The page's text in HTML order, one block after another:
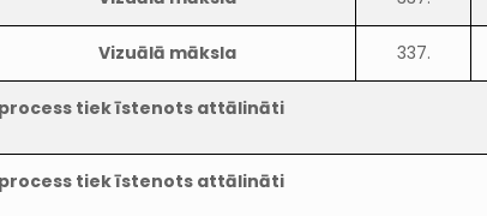
Vizuālā māksla 337.
tiek īstenots attālināti
tiek īstenots attālināti